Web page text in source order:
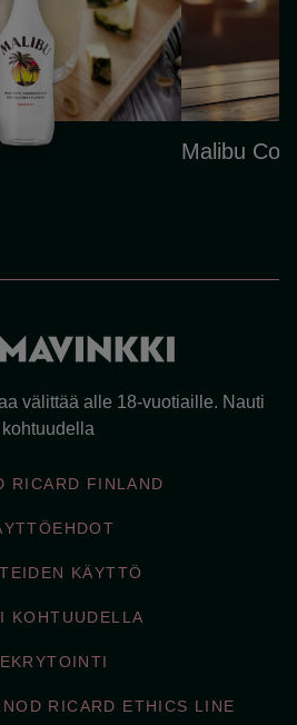
Malibu
välittää alle 18-vuotiaille. Nauti
kohtuudella
RICARD FINLAND
KÄYTTÖ
KOHTUUDELLA
RICARD ETHICS LINE